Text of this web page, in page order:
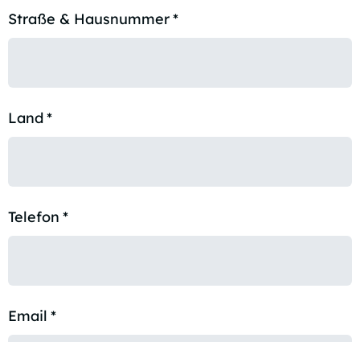
Straße & Hausnummer*
Land*
Telefon *
Email *